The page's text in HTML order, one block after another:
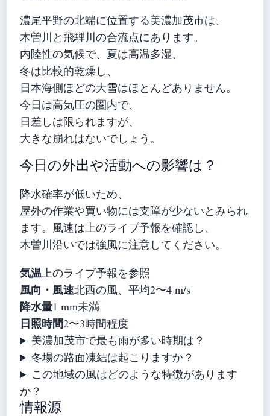
濃尾平野の北端に位置する美濃加茂市は、
木曽川と飛騨川の合流点にあります。
内陸性の気候で、夏は高温多湿、
冬は比較的乾燥し、
日本海側ほどの大雪はほとんどありません。
今日は高気圧の圏内で、
日差しは限られますが、
大きな崩れはないでしょう。
今日の外出や活動への影響は？
降水確率が低いため、
屋外の作業や買い物には支障が少ないとみられ
ます。風速は上のライブ予報を確認し、
木曽川沿いでは強風に注意してください。
気温上のライブ予報を参照
風向・風速北西の風、平均2〜4 m/s
降水量1 mm未満
日照時間2〜3時間程度
美濃加茂市で最も雨が多い時期は？
冬場の路面凍結は起こりますか？
この地域の風はどのような特徴があります
か？
情報源